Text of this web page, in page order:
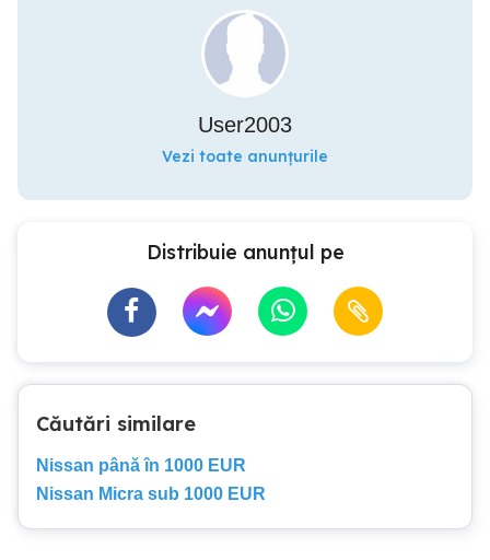
User2003
Vezi toate anunțurile
Distribuie anunțul pe
Căutări similare
Nissan până în 1000 EUR
Nissan Micra sub 1000 EUR